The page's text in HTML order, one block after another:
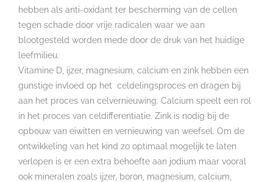
hebben als anti-oxidant ter bescherming van de cellen
tegen schade door vrije radicalen waar we aan
blootgesteld worden mede door de druk van het huidige
leefmilieu.
Vitamine D, ijzer, magnesium, calcium en zink hebben een
gunstige invloed op het celdelingsproces en dragen bij
aan het proces van celvernieuwing. Calcium speelt een rol
in het proces van celdifferentiatie. Zink is nodig bij de
opbouw van eiwitten en vernieuwing van weefsel. Om de
ontwikkeling van het kind zo optimaal mogelijk te laten
verlopen is er een extra behoefte aan jodium maar vooral
ook mineralen zoals ijzer, boron, magnesium, calcium,